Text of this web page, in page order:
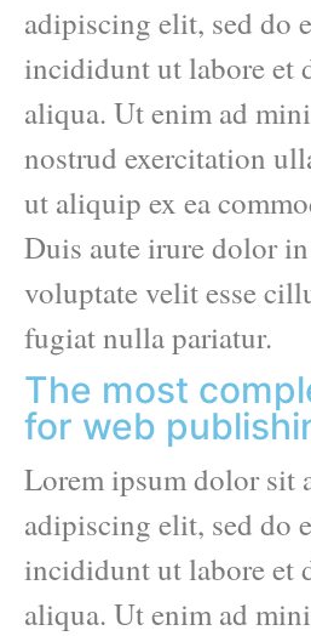
adipiscing elit, sed do
incididunt ut labore et
aliqua. Ut enim ad
nostrud exercitation
ut aliquip ex ea
Duis aute irure dolor
voluptate velit esse
fugiat nulla pariatur.
The most
for web
Lorem ipsum dolor sit
adipiscing elit, sed do
incididunt ut labore et
aliqua. Ut enim ad